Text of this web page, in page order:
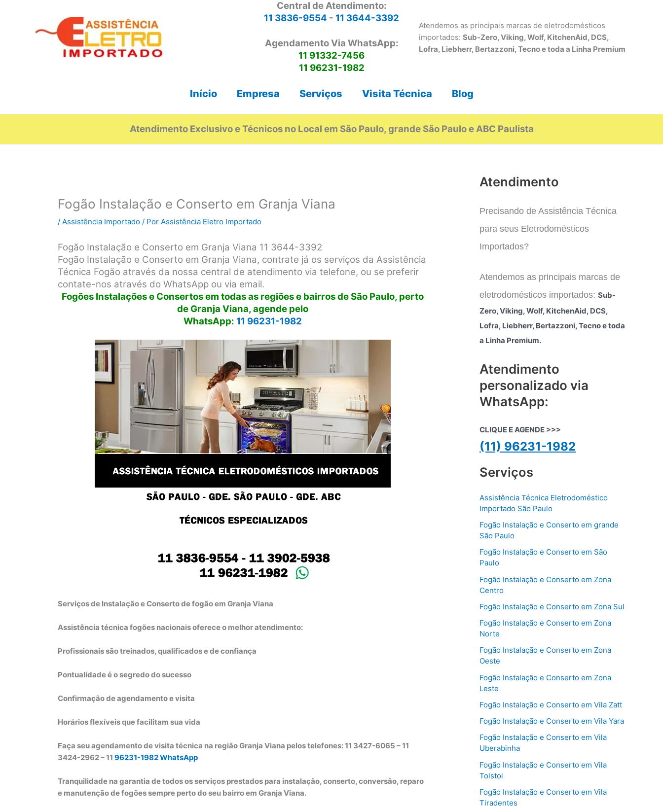
Central de Atendimento:
11 3836-9554 - 11 3644-3392
Agendamento Via WhatsApp:
11 91332-7456
11 96231-1982
Atendemos as principais marcas de eletrodomésticos
importados: Sub-Zero, Viking, Wolf, KitchenAid, DCS,
Lofra, Liebherr, Bertazzoni, Tecno e toda a Linha Premium
Início Empresa Serviços Visita Técnica Blog
Atendimento Exclusivo e Técnicos no Local em São Paulo, grande São Paulo e ABC Paulista
Fogão Instalação e Conserto em Granja Viana
/ Assistência Importado / Por Assistência Eletro Importado
Fogão Instalação e Conserto em Granja Viana 11 3644-3392
Fogão Instalação e Conserto em Granja Viana, contrate já os serviços da Assistência
Técnica Fogão através da nossa central de atendimento via telefone, ou se preferir
contate-nos através do WhatsApp ou via email.
Fogões Instalações e Consertos em todas as regiões e bairros de São Paulo, perto
de Granja Viana, agende pelo
WhatsApp: 11 96231-1982
Serviços de Instalação e Conserto de fogão em Granja Viana
Assistência técnica fogões nacionais oferece o melhor atendimento:
Profissionais são treinados, qualificados e de confiança
Pontualidade é o segredo do sucesso
Confirmação de agendamento e visita
Horários flexíveis que facilitam sua vida
Faça seu agendamento de visita técnica na região Granja Viana pelos telefones: 11 3427-6065 – 11
3424-2962 – 11 96231-1982 WhatsApp
Tranquilidade na garantia de todos os serviços prestados para instalação, conserto, conversão, reparo
e manutenção de fogões sempre perto do seu bairro em Granja Viana.
Atendimento
Precisando de Assistência Técnica
para seus Eletrodomésticos
Importados?
Atendemos as principais marcas de
eletrodomésticos importados: Sub-
Zero, Viking, Wolf, KitchenAid, DCS,
Lofra, Liebherr, Bertazzoni, Tecno e toda
a Linha Premium.
Atendimento
personalizado via
WhatsApp:
CLIQUE E AGENDE >>>
(11) 96231-1982
Serviços
Assistência Técnica Eletrodoméstico
Importado São Paulo
Fogão Instalação e Conserto em grande
São Paulo
Fogão Instalação e Conserto em São
Paulo
Fogão Instalação e Conserto em Zona
Centro
Fogão Instalação e Conserto em Zona Sul
Fogão Instalação e Conserto em Zona
Norte
Fogão Instalação e Conserto em Zona
Oeste
Fogão Instalação e Conserto em Zona
Leste
Fogão Instalação e Conserto em Vila Zatt
Fogão Instalação e Conserto em Vila Yara
Fogão Instalação e Conserto em Vila
Uberabinha
Fogão Instalação e Conserto em Vila
Tolstoi
Fogão Instalação e Conserto em Vila
Tiradentes